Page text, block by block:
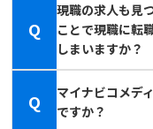
Q
現職の求人も見
ことで現職に転
しまいますか？
Q
マイナビコメデ
ですか？